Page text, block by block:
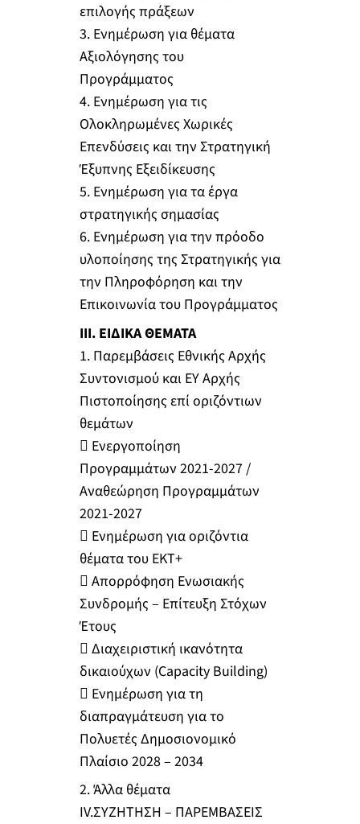
επιλογής πράξεων
3. Ενημέρωση για θέματα
Αξιολόγησης του
Προγράμματος
4. Ενημέρωση για τις
Ολοκληρωμένες Χωρικές
Επενδύσεις και την Στρατηγική
Έξυπνης Εξειδίκευσης
5. Ενημέρωση για τα έργα
στρατηγικής σημασίας
6. Ενημέρωση για την πρόοδο
υλοποίησης της Στρατηγικής για
την Πληροφόρηση και την
Επικοινωνία του Προγράμματος
ΙΙΙ. ΕΙΔΙΚΑ ΘΕΜΑΤΑ
1. Παρεμβάσεις Εθνικής Αρχής
Συντονισμού και ΕΥ Αρχής
Πιστοποίησης επί οριζόντιων
θεμάτων
 Ενεργοποίηση
Προγραμμάτων 2021-2027 /
Αναθεώρηση Προγραμμάτων
2021-2027
 Ενημέρωση για οριζόντια
θέματα του ΕΚΤ+
 Απορρόφηση Ενωσιακής
Συνδρομής – Επίτευξη Στόχων
Έτους
 Διαχειριστική ικανότητα
δικαιούχων (Capacity Building)
 Ενημέρωση για τη
διαπραγμάτευση για το
Πολυετές Δημοσιονομικό
Πλαίσιο 2028 – 2034
2. Άλλα θέματα
IV.ΣΥΖΗΤΗΣΗ – ΠΑΡΕΜΒΑΣΕΙΣ